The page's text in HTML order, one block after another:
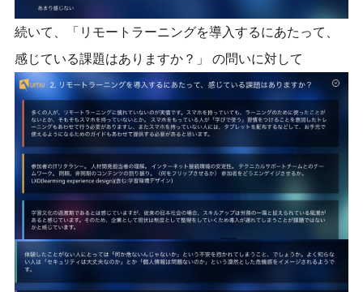
続いて、「リモートラーニングを導入するにあたって、
感じている課題はありますか？」 の問いに対して